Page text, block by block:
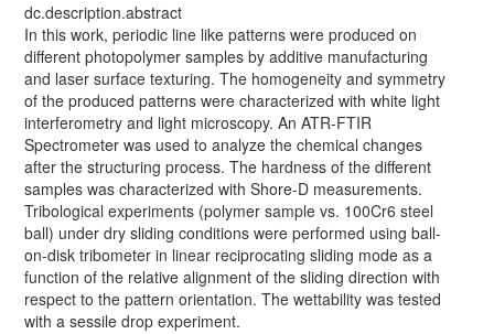
dc.description.abstract
In this work, periodic line like patterns were produced on
different photopolymer samples by additive manufacturing
and laser surface texturing. The homogeneity and symmetry
of the produced patterns were characterized with white light
interferometry and light microscopy. An ATR-FTIR
Spectrometer was used to analyze the chemical changes
after the structuring process. The hardness of the different
samples was characterized with Shore-D measurements.
Tribological experiments (polymer sample vs. 100Cr6 steel
ball) under dry sliding conditions were performed using ball-
on-disk tribometer in linear reciprocating sliding mode as a
function of the relative alignment of the sliding direction with
respect to the pattern orientation. The wettability was tested
with a sessile drop experiment.